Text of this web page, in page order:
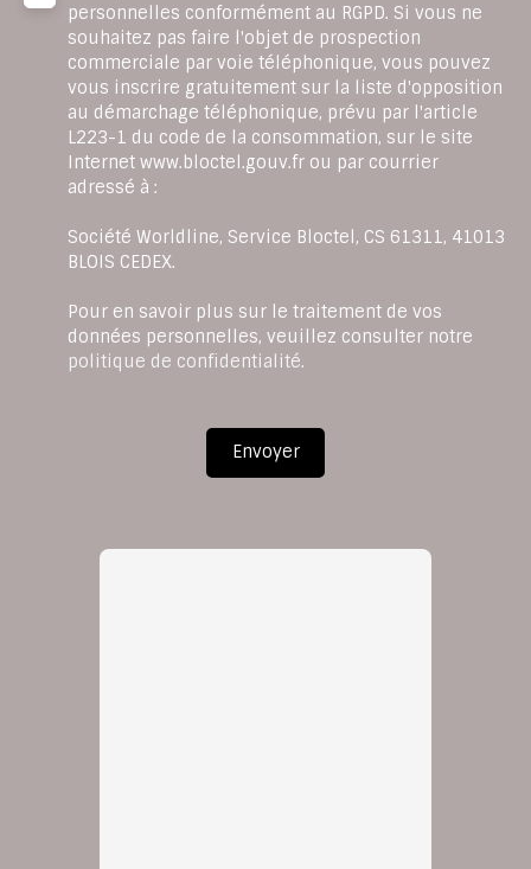
personnelles conformément au RGPD. Si vous ne
souhaitez pas faire l'objet de prospection
commerciale par voie téléphonique, vous pouvez
vous inscrire gratuitement sur la liste d'opposition
au démarchage téléphonique, prévu par l'article
L223-1 du code de la consommation, sur le site
Internet www.bloctel.gouv.fr ou par courrier
adressé à :
Société Worldline, Service Bloctel, CS 61311, 41013
BLOIS CEDEX.
Pour en savoir plus sur le traitement de vos
données personnelles, veuillez consulter notre
politique de confidentialité.
Envoyer